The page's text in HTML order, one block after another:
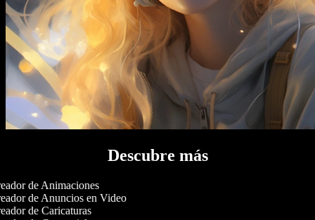
Descubre más
de Animaciones
de Anuncios en Video
de Caricaturas